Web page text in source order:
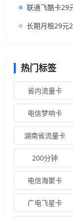
热门标签
省内流量卡
电信梦响卡
湖南省流量卡
200分钟
电信海聚卡
广电飞星卡